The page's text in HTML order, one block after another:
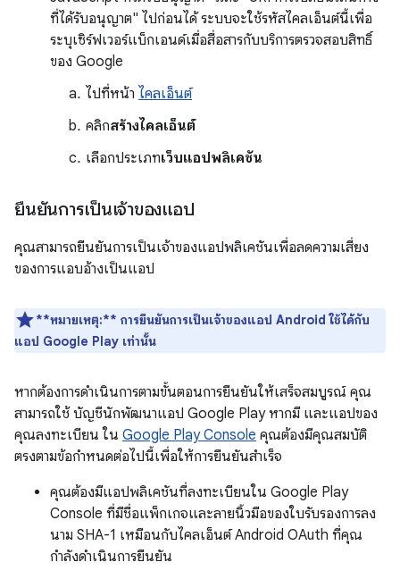
ที่ได้รับอนุญาต" ไปก่อนได้ ระบบจะใช้รหัสไคลเอ็นต์นี้เพื่อ
ระบุเซิร์ฟเวอร์แบ็กเอนด์เมื่อสื่อสารกับบริการตรวจสอบสิทธิ์
ของ Google
ไปที่หน้า ไคลเอ็นต์
คลิกสร้างไคลเอ็นต์
เลือกประเภทเว็บแอปพลิเคชัน
ยืนยันการเป็นเจ้าของแอป
คุณสามารถยืนยันการเป็นเจ้าของแอปพลิเคชันเพื่อลดความเสี่ยง
ของการแอบอ้างเป็นแอป
**หมายเหตุ:** การยืนยันการเป็นเจ้าของแอป Android ใช้ได้กับ
แอป Google Play เท่านั้น
หากต้องการดำเนินการตามขั้นตอนการยืนยันให้เสร็จสมบูรณ์ คุณ
สามารถใช้ บัญชีนักพัฒนาแอป Google Play หากมี และแอปของ
คุณลงทะเบียน ใน Google Play Console คุณต้องมีคุณสมบัติ
ตรงตามข้อกำหนดต่อไปนี้เพื่อให้การยืนยันสำเร็จ
คุณต้องมีแอปพลิเคชันที่ลงทะเบียนใน Google Play
Console ที่มีชื่อแพ็กเกจและลายนิ้วมือของใบรับรองการลง
นาม SHA-1 เหมือนกับไคลเอ็นต์ Android OAuth ที่คุณ
กำลังดำเนินการยืนยัน